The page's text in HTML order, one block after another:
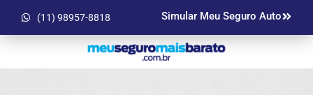
(11) 98957-8818 Simular Meu Seguro Auto